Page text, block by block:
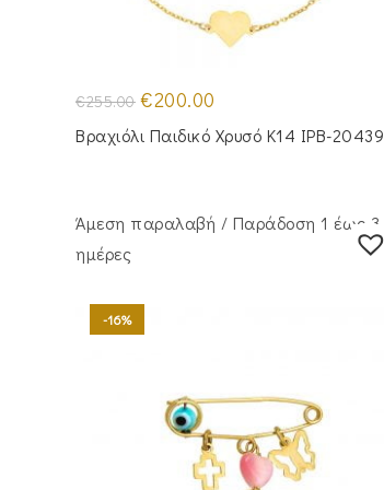
€255.00 Original
price
was:
€255.00.
€200.00
τιμή
είναι:
Βραχιόλι Παιδικό Χρυσό Κ14 IPB-20439
Άμεση παραλαβή / Παράδoση 1 έως 3
ημέρες
-16%